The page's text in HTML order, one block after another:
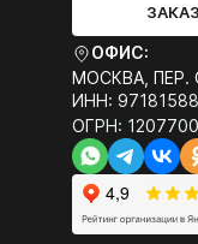
ОФИС:
МОСКВА, ПЕР.
ИНН:
ОГРН: